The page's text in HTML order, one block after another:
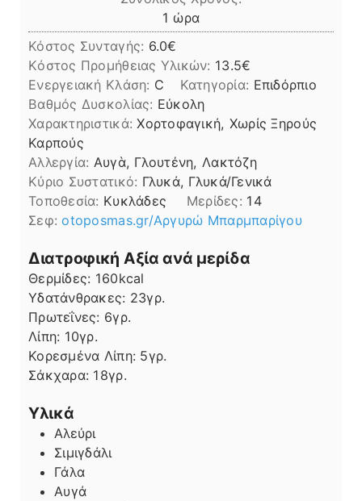
1 ώρα
ώρα
Κόστος Συνταγής: 6.0€
Kόστος Προμήθειας Υλικών: 13.5
Ενεργειακή Κλάση: C Κατηγορία: Επιδόρπιο
Βαθμός Δυσκολίας: Εύκολη
Χαρακτηριστικά:Χορτοφαγική, Χωρίς Ξηρούς
Καρπούς
Αλλεργία: Αυγὰ, Γλουτένη, Λακτόζη
Kύριο Συστατικό: Γλυκά, Γλυκά/Γενικά
Τοποθεσία: Κυκλάδες Μερίδες: 14
Σεφ:otoposmas.gr/Αργυρώ Μπαρμπαρίγου
Διατροφική Αξία ανά μερίδα
Θερμίδες: 160kcal
Υδατάνθρακες: 23γρ.
Πρωτεΐνες: 6γρ.
Λίπη
Λίπη: 10γρ.
Κορεσμένα Λίπη: 5γρ.
Σάκχαρα: 18γρ.
Υλικά
Αλεύρι
Σιμιγδάλι
Γάλα
Αυγά